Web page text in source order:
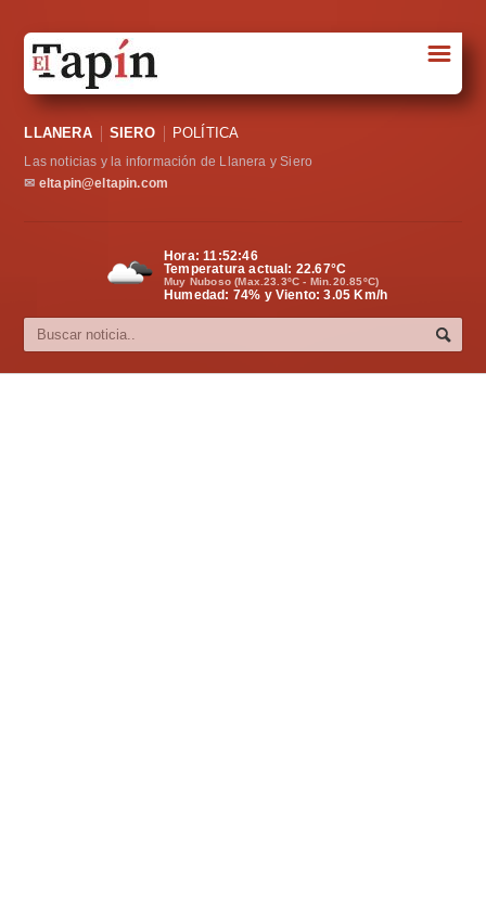
Sociedad
Política
Cultura
☰
LLANERA SIERO POLÍTICA
Las noticias y la información de Llanera y Siero
✉ eltapin@eltapin.com
Hora:11:52:47
Temperatura actual: 22.67°C
Muy Nuboso (Max.23.3ºC - Min.20.85ºC)
Humedad: 74% y Viento: 3.05 Km/h